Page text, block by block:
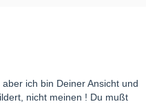
ich bin Deiner Ansicht und
nicht meinen ! Du mußt